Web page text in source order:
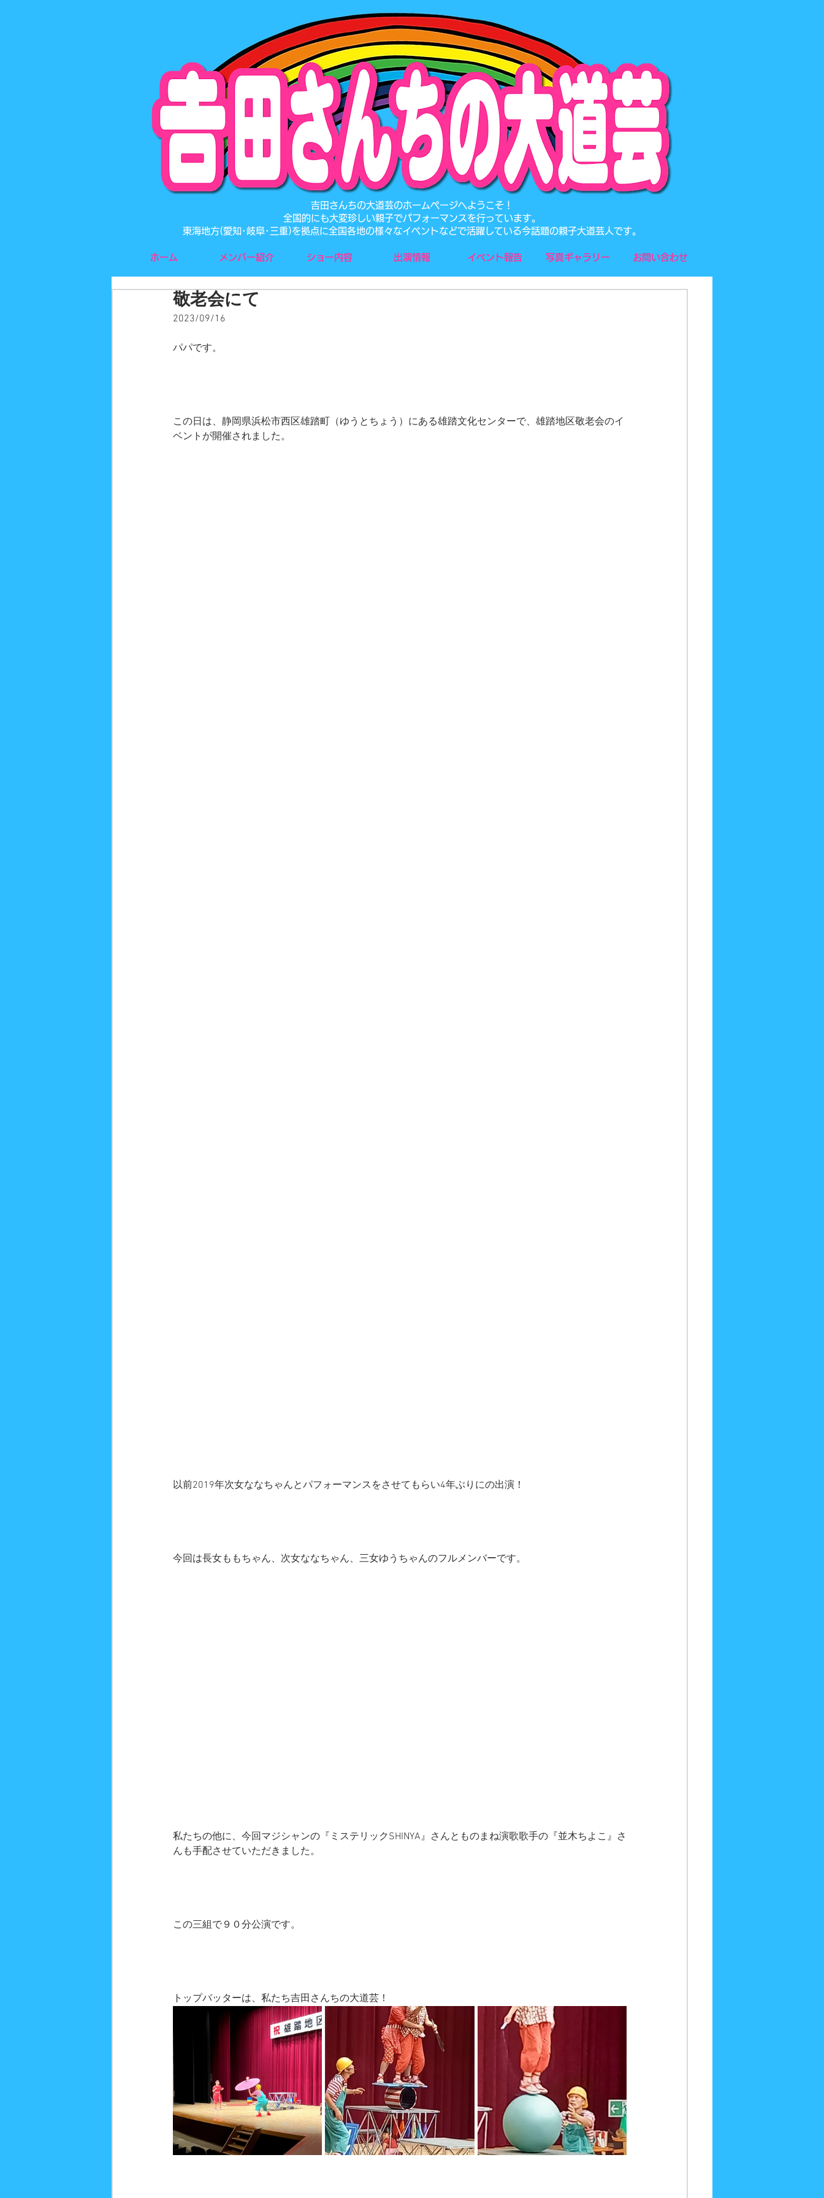
​吉田さんちの大道芸のホームページへようこそ！
全国的にも大変珍しい親子でパフォーマンスを行っています。
東海地方(愛知･岐阜･三重)を拠点に全国各地の様々なイベントなどで活躍している今話題の親子大道芸人です。
ホーム メンバー紹介 ショー内容 出演情報 イベント報告 写真ギャラリー お問い合わせ
敬老会にて
2023/09/16
パパです。
この日は、静岡県浜松市西区雄踏町（ゆうとちょう）にある雄踏文化センターで、雄踏地区敬老会のイ
ベントが開催されました。
以前2019年次女ななちゃんとパフォーマンスをさせてもらい4年ぶりにの出演！
今回は長女ももちゃん、次女ななちゃん、三女ゆうちゃんのフルメンバーです。
私たちの他に、今回マジシャンの『ミステリックSHINYA』さんとものまね演歌歌手の『並木ちよこ』さ
んも手配させていただきました。
この三組で９０分公演です。
トップバッターは、私たち吉田さんちの大道芸！